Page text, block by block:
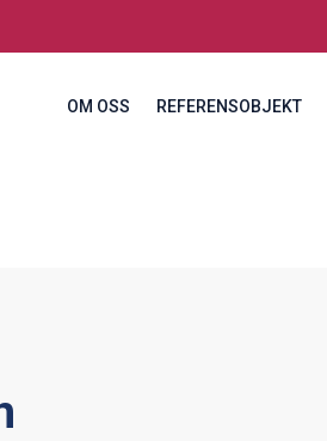
OM OSS REFERENSOBJEKT